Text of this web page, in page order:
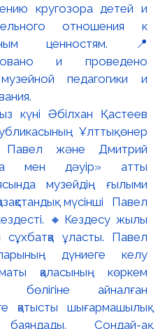
кругозора детей и
отношения к
ценностям. 📍
и проведено
педагогики и